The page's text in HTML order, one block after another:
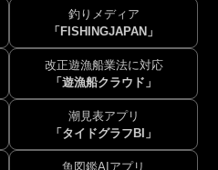
釣りメディア
「FISHINGJAPAN」
改正遊漁船業法に対応
「遊漁船クラウド」
潮見表アプリ
「タイドグラフBI」
魚図鑑AIアプリ